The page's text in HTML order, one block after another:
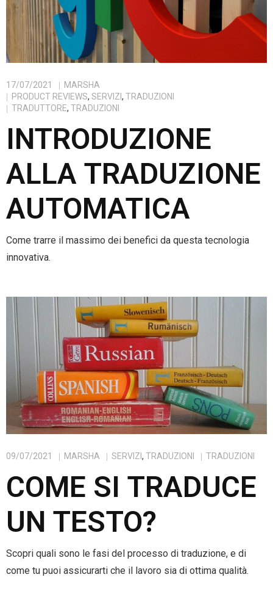
17/07/2021
MARSHA
PRODUCT REVIEWS, SERVIZI , TRADUZIONI
TRADUTTORE, TRADUZIONI
INTRODUZIONE
ALLA TRADUZIONE
AUTOMATICA
Come trarre il massimo dei benefici da questa tecnologia
innovativa.
09/07/2021 MARSHA SERVIZI , TRADUZIONI TRADUZIONI
COME SI TRADUCE
UN TESTO?
Scopri quali sono le fasi del processo di traduzione, e di
come tu puoi assicurarti che il lavoro sia di ottima qualità.